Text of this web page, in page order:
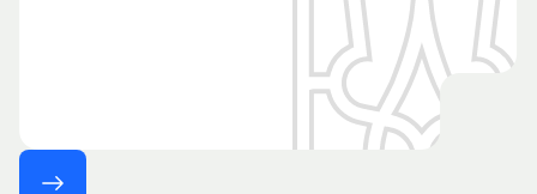
суду України з розгляду цивільних та